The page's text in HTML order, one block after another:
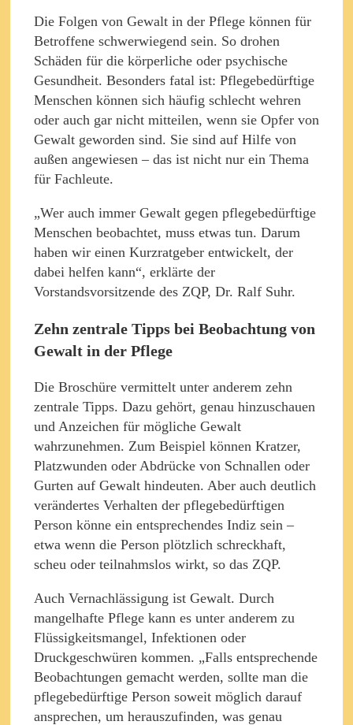
Die Folgen von Gewalt in der Pflege können für
Betroffene schwerwiegend sein. So drohen
Schäden für die körperliche oder psychische
Gesundheit. Besonders fatal ist: Pflegebedürftige
Menschen können sich häufig schlecht wehren
oder auch gar nicht mitteilen, wenn sie Opfer von
Gewalt geworden sind. Sie sind auf Hilfe von
außen angewiesen – das ist nicht nur ein Thema
für Fachleute.
„Wer auch immer Gewalt gegen pflegebedürftige
Menschen beobachtet, muss etwas tun. Darum
haben wir einen Kurzratgeber entwickelt, der
dabei helfen kann“, erklärte der
Vorstandsvorsitzende des ZQP, Dr. Ralf Suhr.
Zehn zentrale Tipps bei Beobachtung von
Gewalt in der Pflege
Die Broschüre vermittelt unter anderem zehn
zentrale Tipps. Dazu gehört, genau hinzuschauen
und Anzeichen für mögliche Gewalt
wahrzunehmen. Zum Beispiel können Kratzer,
Platzwunden oder Abdrücke von Schnallen oder
Gurten auf Gewalt hindeuten. Aber auch deutlich
verändertes Verhalten der pflegebedürftigen
Person könne ein entsprechendes Indiz sein –
etwa wenn die Person plötzlich schreckhaft,
scheu oder teilnahmslos wirkt, so das ZQP.
Auch Vernachlässigung ist Gewalt. Durch
mangelhafte Pflege kann es unter anderem zu
Flüssigkeitsmangel, Infektionen oder
Druckgeschwüren kommen. „Falls entsprechende
Beobachtungen gemacht werden, sollte man die
pflegebedürftige Person soweit möglich darauf
ansprechen, um herauszufinden, was genau